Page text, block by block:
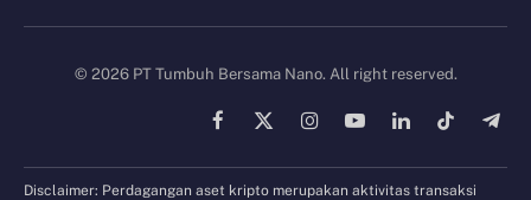
© 2026 PT Tumbuh Bersama Nano. All right reserved.
Facebook
X
InstagramYouTubeLinkedInTikTok
Disclaimer: Perdagangan aset kripto merupakan aktivitas transaksi